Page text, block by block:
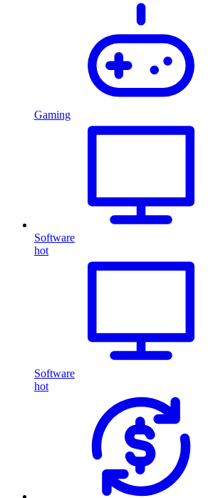
Gaming
Software
hot
Software
hot